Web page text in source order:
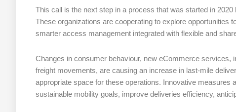
This call is the next step in a process that was started in 2020
These organizations are cooperating to explore opportunities
smarter access management integrated with flexible and
Changes in consumer behaviour, new eCommerce services,
freight movements, are causing an increase in last-mile
appropriate space for these operations. Innovative
sustainable mobility goals, improve deliveries efficiency,